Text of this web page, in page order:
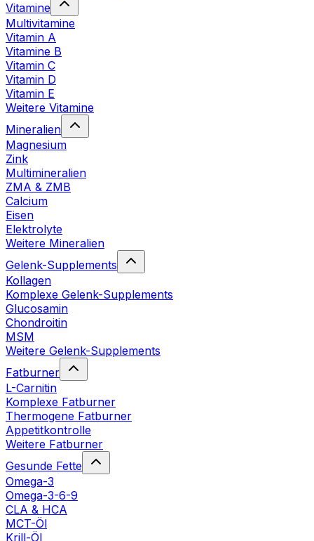
Vitamine
Multivitamine
Vitamin A
Vitamine B
Vitamin C
Vitamin D
Vitamin E
Weitere Vitamine
Mineralien
Magnesium
Zink
Multimineralien
ZMA & ZMB
Calcium
Eisen
Elektrolyte
Weitere Mineralien
Gelenk-Supplements
Kollagen
Komplexe Gelenk-Supplements
Glucosamin
Chondroitin
MSM
Weitere Gelenk-Supplements
Fatburner
L-Carnitin
Komplexe Fatburner
Thermogene Fatburner
Appetitkontrolle
Weitere Fatburner
Gesunde Fette
Omega-3
Omega-3-6-9
CLA & HCA
MCT-Öl
Krill-Öl